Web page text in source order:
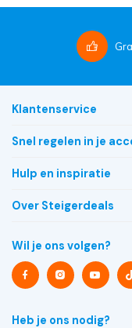
Klantenservice
Snel regelen in je
Hulp en inspiratie
Over Steigerdeals
Wil je ons volgen?
Heb je ons nodig?